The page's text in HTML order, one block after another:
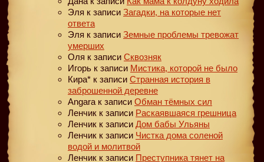
Эля к записи Загадки, на которые нет
ответа
Эля к записи Земные проблемы тревожат
умерших
Оля к записи Сквозняк
Игорь к записи Мистика, которой не было
Кира* к записи Странная история в
заброшенной деревне
Angara к записи Обман тёмных сил
Ленчик к записи Раскаявшаяся грешница
Ленчик к записи Дом бабы Ульяны
Ленчик к записи Чистка дома соленой
водой и молитвой
Ленчик к записи Преступника тянет на